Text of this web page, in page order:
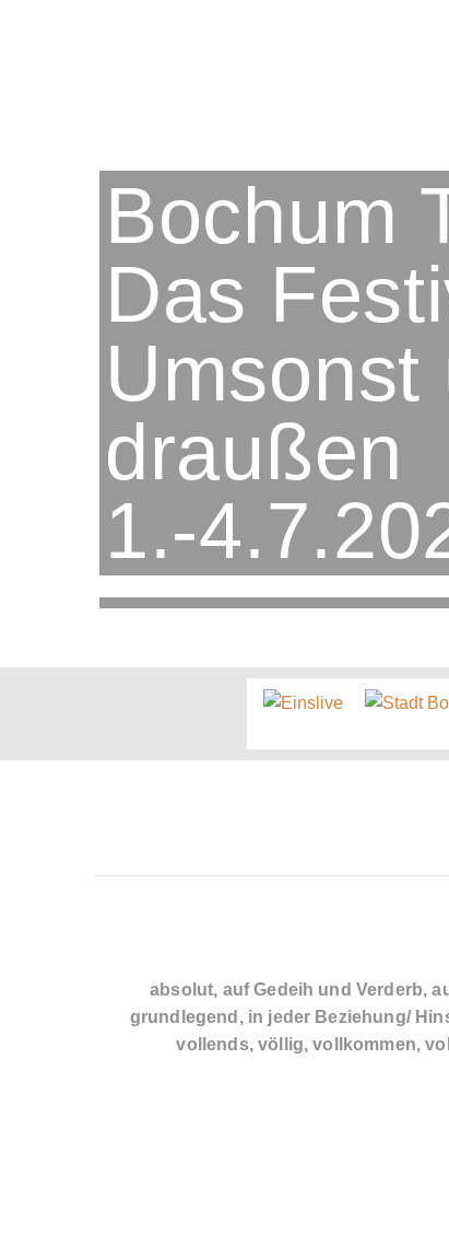
Bochum
Das
Umsonst
draußen
1.-
absolut, auf Gedeih und Verderb,
grundlegend, in jeder Beziehung/
vollends, völlig, vollkommen,